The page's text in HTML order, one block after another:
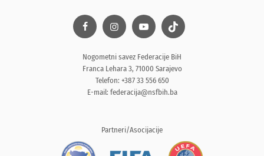
Nogometni savez Federacije BiH
Franca Lehara 3, 71000 Sarajevo
Telefon: +387 33 556 650
E-mail: federacija@nsfbih.ba
Partneri/Asocijacije